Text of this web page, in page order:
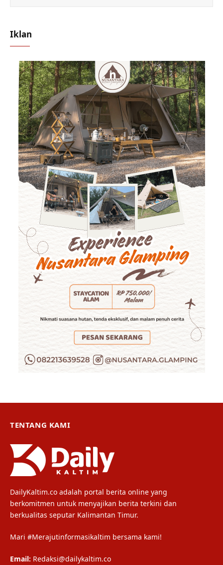
Iklan
TENTANG KAMI
DailyKaltim.co adalah portal berita online yang
berkomitmen untuk menyajikan berita terkini dan
berkualitas seputar Kalimantan Timur.
Mari #Merajutinformasikaltim bersama kami!
Email: Redaksi@dailykaltim.co